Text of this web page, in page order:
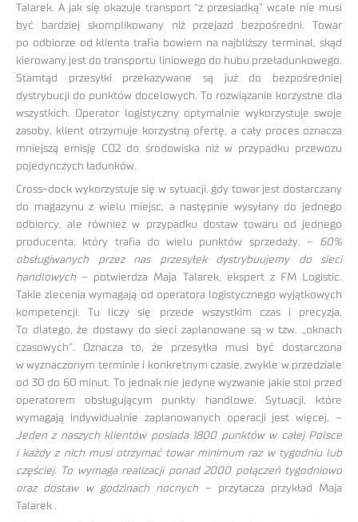
Talarek. A jak się okazuje transport “z przesiadką” wcale nie musi
być bardziej skomplikowany niż przejazd bezpośredni. Towar
po odbiorze od klienta trafia bowiem na najbliższy terminal, skąd
kierowany jest do transportu liniowego do hubu przeładunkowego.
Stamtąd przesyłki przekazywane są już do bezpośredniej
dystrybucji do punktów docelowych. To rozwiązanie korzystne dla
wszystkich. Operator logistyczny optymalnie wykorzystuje swoje
zasoby, klient otrzymuje korzystną ofertę, a cały proces oznacza
mniejszą emisję CO2 do środowiska niż w przypadku przewozu
pojedynczych ładunków.
Cross-dock wykorzystuje się w sytuacji, gdy towar jest dostarczany
do magazynu z wielu miejsc, a następnie wysyłany do jednego
odbiorcy, ale również w przypadku dostaw towaru od jednego
producenta, który trafia do wielu punktów sprzedaży. – 60%
obsługiwanych przez nas przesyłek dystrybuujemy do sieci
handlowych – potwierdza Maja Talarek, ekspert z FM Logistic.
Takie zlecenia wymagają od operatora logistycznego wyjątkowych
kompetencji. Tu liczy się przede wszystkim czas i precyzja.
To dlatego, że dostawy do sieci zaplanowane są w tzw. „oknach
czasowych”. Oznacza to, że przesyłka musi być dostarczona
w wyznaczonym terminie i konkretnym czasie, zwykle w przedziale
od 30 do 60 minut. To jednak nie jedyne wyzwanie jakie stoi przed
operatorem obsługującym punkty handlowe. Sytuacji, które
wymagają indywidualnie zaplanowanych operacji jest więcej. –
Jeden z naszych klientów posiada 1800 punktów w całej Polsce
i każdy z nich musi otrzymać towar minimum raz w tygodniu lub
częściej. To wymaga realizacji ponad 2000 połączeń tygodniowo
oraz dostaw w godzinach nocnych –
przytacza przykład Maja
Talarek .